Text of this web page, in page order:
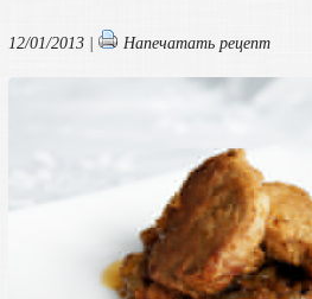
12/01/2013 | Напечатать рецепт